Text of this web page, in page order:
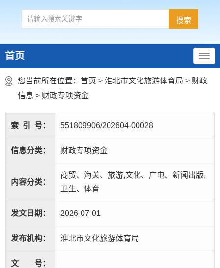
首页
您当前所在位置： 首页 > 淮北市文化旅游体育局 > 财政
信息 > 财政专项资金
索 引 号： 551809906/202604-00028
信息分类： 财政专项资金
内容分类：
商贸、海关、旅游,文化、广电、新闻出版,
卫生、体育
发文日期： 2026-07-01
发布机构： 淮北市文化旅游体育局
文 号：